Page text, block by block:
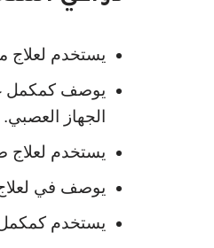
يستخدم لعلاج
يوصف كمكمل
الجهاز العصبي.
يستخدم لعلاج
يوصف في لعلاج
يستخدم كمكمل